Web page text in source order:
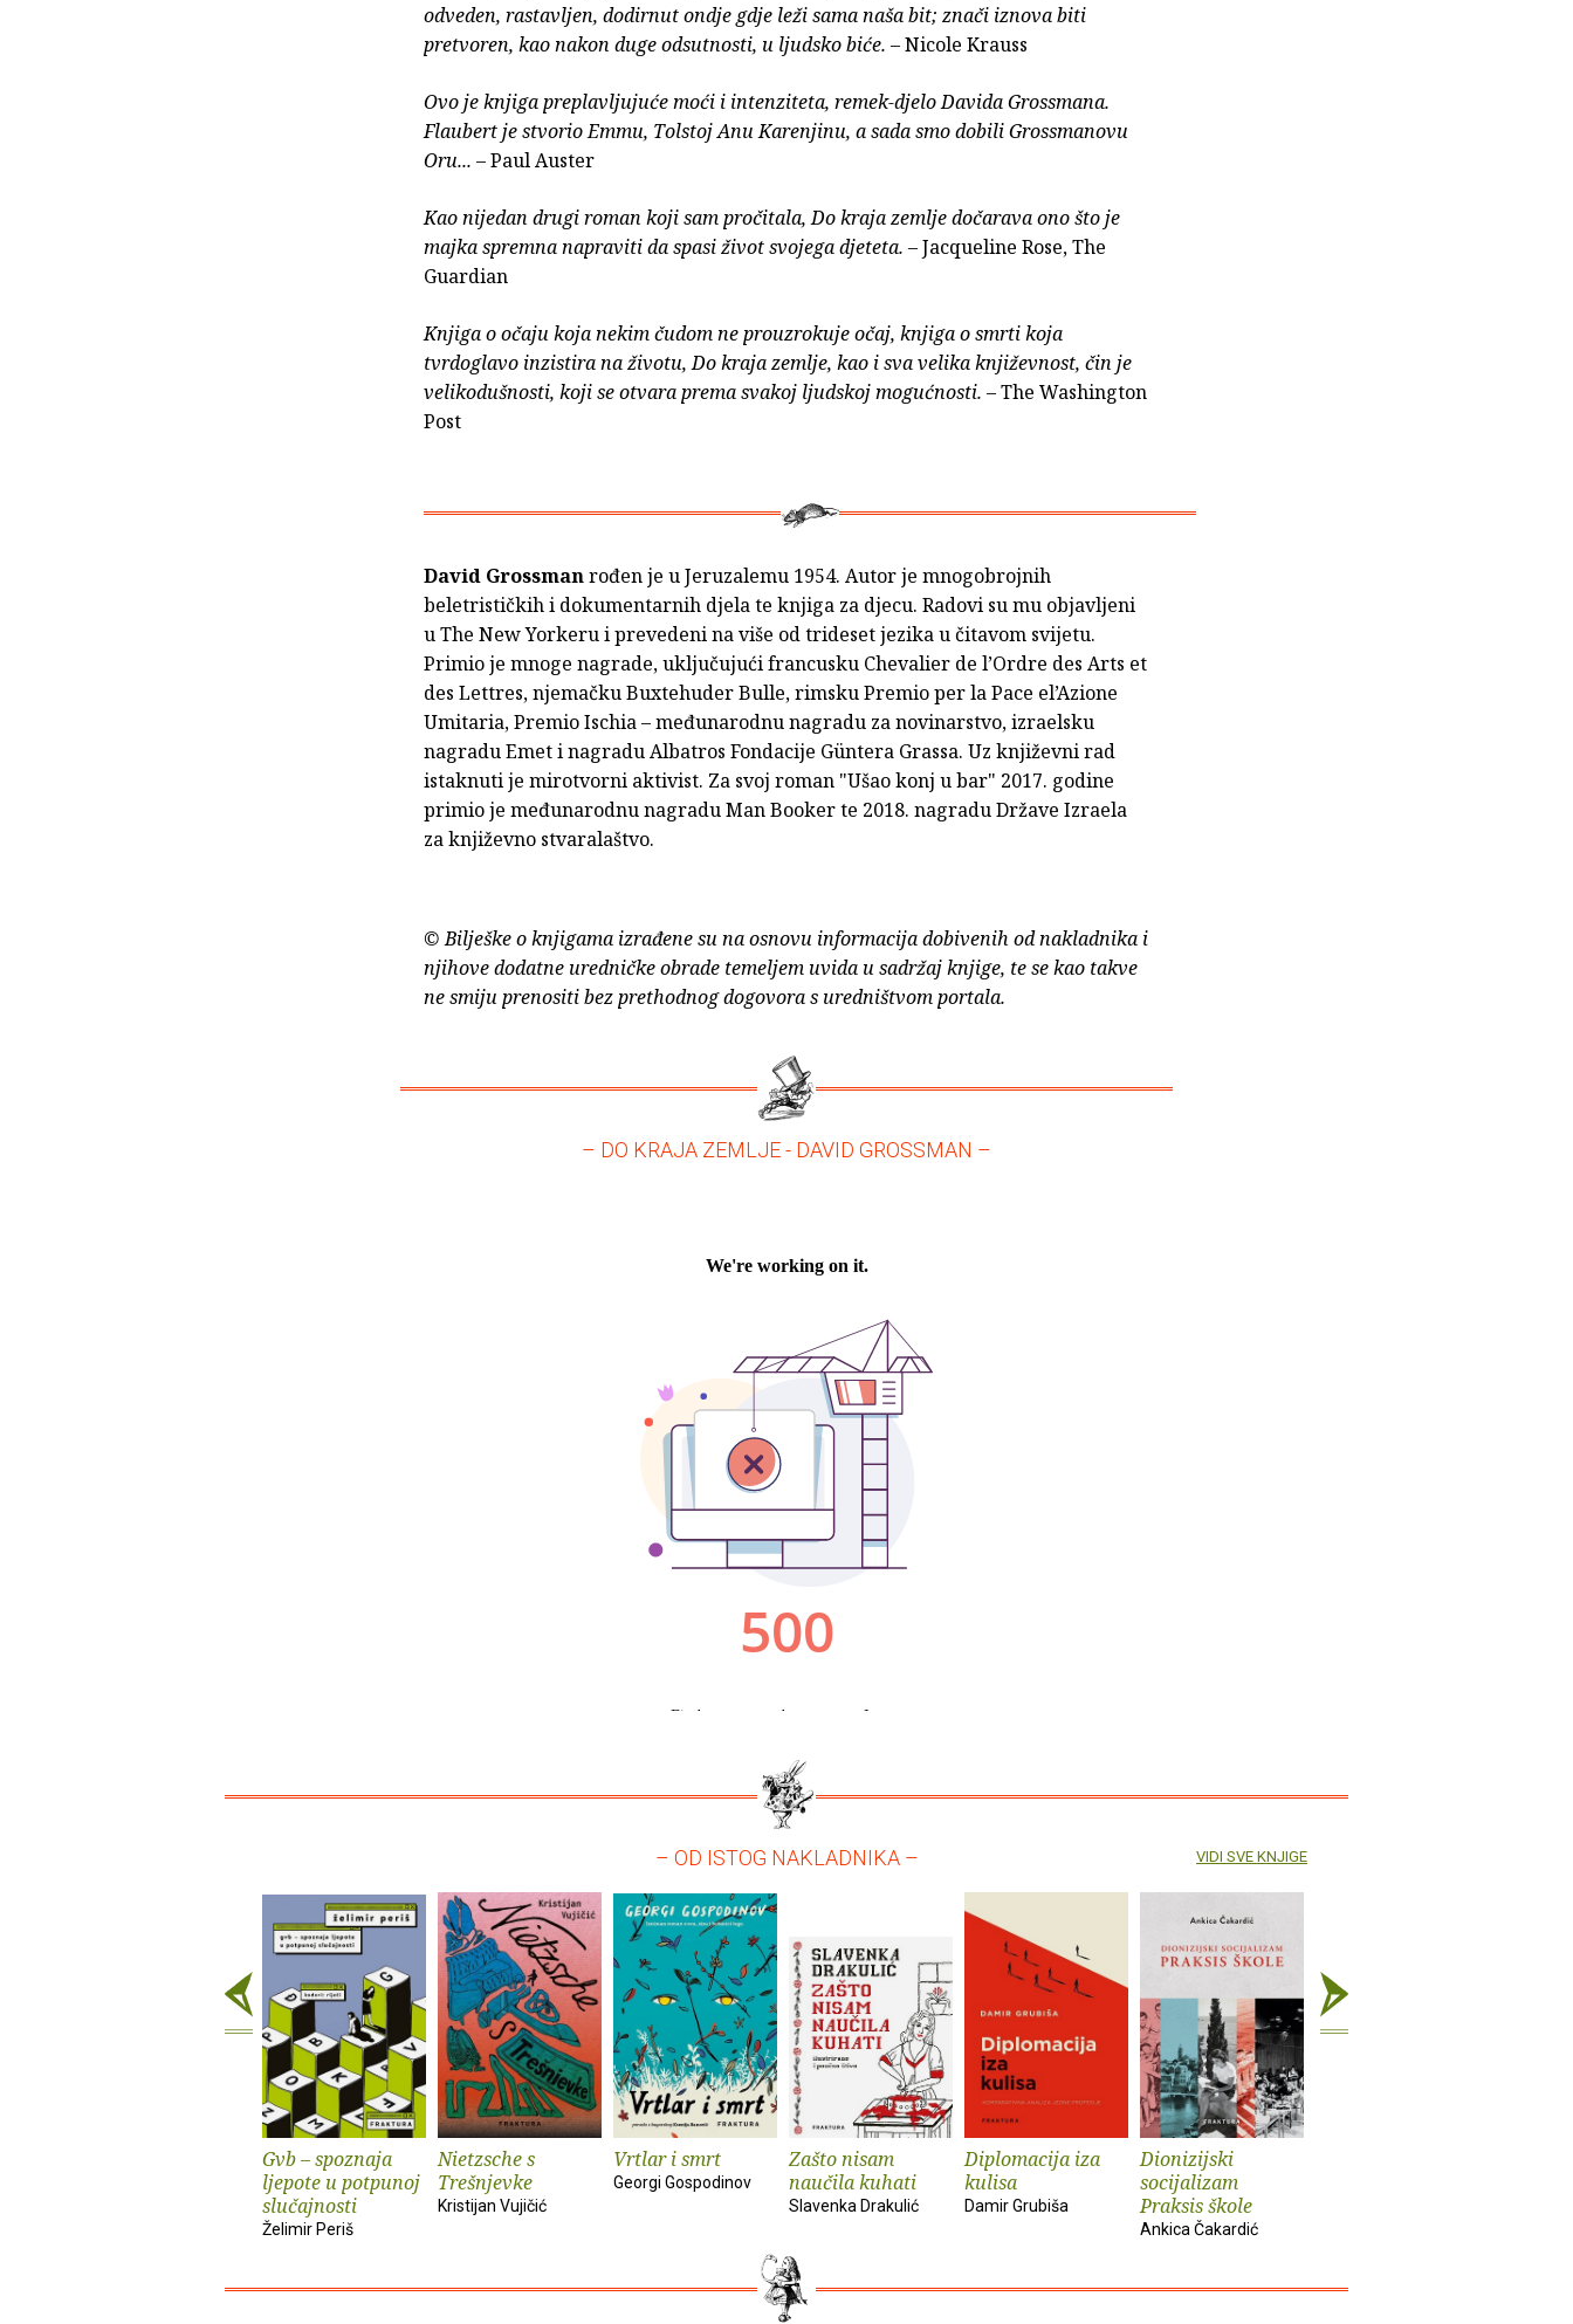
odveden, rastavljen, dodirnut ondje gdje leži sama naša bit; znači iznova biti
pretvoren, kao nakon duge odsutnosti, u ljudsko biće. – Nicole Krauss
Ovo je knjiga preplavljujuće moći i intenziteta, remek-djelo Davida Grossmana.
Flaubert je stvorio Emmu, Tolstoj Anu Karenjinu, a sada smo dobili Grossmanovu
Oru... – Paul Auster
Kao nijedan drugi roman koji sam pročitala, Do kraja zemlje dočarava ono što je
majka spremna napraviti da spasi život svojega djeteta. – Jacqueline Rose, The
Guardian
Knjiga o očaju koja nekim čudom ne prouzrokuje očaj, knjiga o smrti koja
tvrdoglavo inzistira na životu, Do kraja zemlje, kao i sva velika književnost, čin je
velikodušnosti, koji se otvara prema svakoj ljudskoj mogućnosti. – The Washington
Post
David Grossmanrođen je u Jeruzalemu 1954. Autor je mnogobrojnih
beletrističkih i dokumentarnih djela te knjiga za djecu. Radovi su mu objavljeni
u The New Yorkeru i prevedeni na više od trideset jezika u čitavom svijetu.
Primio je mnoge nagrade, uključujući francusku Chevalier de l’Ordre des Arts et
des Lettres, njemačku Buxtehuder Bulle, rimsku Premio per la Pace el’Azione
Umitaria, Premio Ischia – međunarodnu nagradu za novinarstvo, izraelsku
nagradu Emet i nagradu Albatros Fondacije Güntera Grassa. Uz književni rad
istaknuti je mirotvorni aktivist. Za svoj roman "Ušao konj u bar" 2017. godine
primio je međunarodnu nagradu Man Booker te 2018. nagradu Države Izraela
za književno stvaralaštvo.
© Bilješke o knjigama izrađene su na osnovu informacija dobivenih od nakladnika i
njihove dodatne uredničke obrade temeljem uvida u sadržaj knjige, te se kao takve
ne smiju prenositi bez prethodnog dogovora s uredništvom portala.
– DO KRAJA ZEMLJE - DAVID GROSSMAN –
– OD ISTOG NAKLADNIKA –
Gvb – spoznaja
ljepote u potpunoj
slučajnosti
Želimir Periš
Nietzsche s
Trešnjevke
Kristijan Vujičić
Vrtlar i smrt
Georgi Gospodinov
Zašto nisam
naučila kuhati
Slavenka Drakulić
Diplomacija iza
kulisa
Damir Grubiša
Dionizijski
socijalizam
Praksis škole
Ankica Čakardić
VIDI SVE KNJIGE